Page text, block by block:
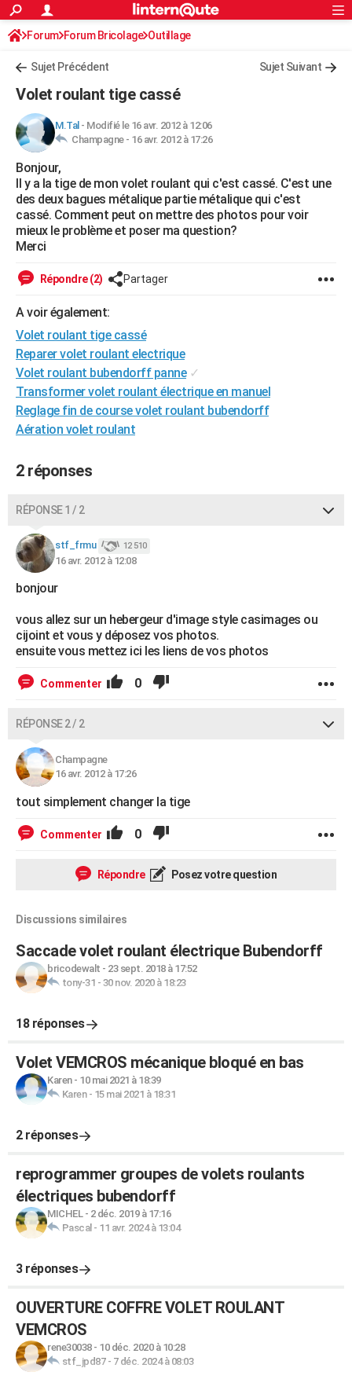
ACTUALITÉS
Politique
Société
Faits Divers
Education
Monde
Villes
+
FINANCE
Retraite
Impôts
Epargne
Immobilier
Risques naturels par ville
Banque
Assurance
Crédit
AUTO
Essais
Réserver un essai
Citadines
Berlines
SUV
Forum auto
+HIGH-TECH
Mobiles
Meilleur smartphone
Internet
Ordinateurs
Jeux vidéo
Guide high-tech
+BRICOLAGE
Forum
Aménagement intérieur
Extérieur
Cuisine
Salle de bains
Jardinage
Rangement
WEEK-END
Guides de France
Escapades
Patrimoine
Expositions
Musées
Week-end nature
LIFESTYLE
SANTE
Alimentation
Guide de la santé
Maladies
Médicaments
Sommeil
VOYAGE
Destinations
City break
Voyage nature
Voyage de noces
Forum
Climat
+PHOTO
GUIDES D'ACHAT
BONS PLANS
CARTE DE VOEUX
COPAINS D'AVANT
S'inscrire
Se connecter
Lycées
Collèges
Primaires
Universités
Entreprises
Service militaire
Avis de recherche
AVIS DE DÉCÈS
FORUM
Bricolage
Lifestyle
Culture
Sport
Auto
Television
Voyage
Cinema
S'inscrire
Connexion
Forum Forum Bricolage Outillage
Sujet Précédent Sujet Suivant
Volet roulant tige cassé
M.Tal - Modifié le 16 avr. 2012 à 12:06
Champagne - 16 avr. 2012 à 17:26
Bonjour,
Il y a la tige de mon volet roulant qui c'est cassé. C'est une
des deux bagues métalique partie métalique qui c'est
cassé. Comment peut on mettre des photos pour voir
mieux le problème et poser ma question?
Merci
Répondre (2) Partager
A voir également:
Volet roulant tige cassé
Reparer volet roulant electrique
Volet roulant bubendorff panne ✓
Transformer volet roulant électrique en manuel
Reglage fin de course volet roulant bubendorff
Aération volet roulant
2 réponses
RÉPONSE 1 / 2
stf_frmu 12 510
16 avr. 2012 à 12:08
bonjour
vous allez sur un hebergeur d'image style casimages ou
cijoint et vous y déposez vos photos.
ensuite vous mettez ici les liens de vos photos
Commenter 0
RÉPONSE 2 / 2
Champagne
16 avr. 2012 à 17:26
tout simplement changer la tige
Commenter 0
Répondre Posez votre question
Discussions similaires
Saccade volet roulant électrique Bubendorff
bricodewalt - 23 sept. 2018 à 17:52
tony-31 - 30 nov. 2020 à 18:23
18 réponses
Volet VEMCROS mécanique bloqué en bas
Karen- 10 mai 2021 à 18:39
Karen- 15 mai 2021 à 18:31
2 réponses
reprogrammer groupes de volets roulants
électriques bubendorff
MICHEL- 2 déc. 2019 à 17:16
Pascal - 11 avr. 2024 à 13:04
3 réponses
OUVERTURE COFFRE VOLET ROULANT
VEMCROS
rene30038- 10 déc. 2020 à 10:28
stf_jpd87- 7 déc. 2024 à 08:03